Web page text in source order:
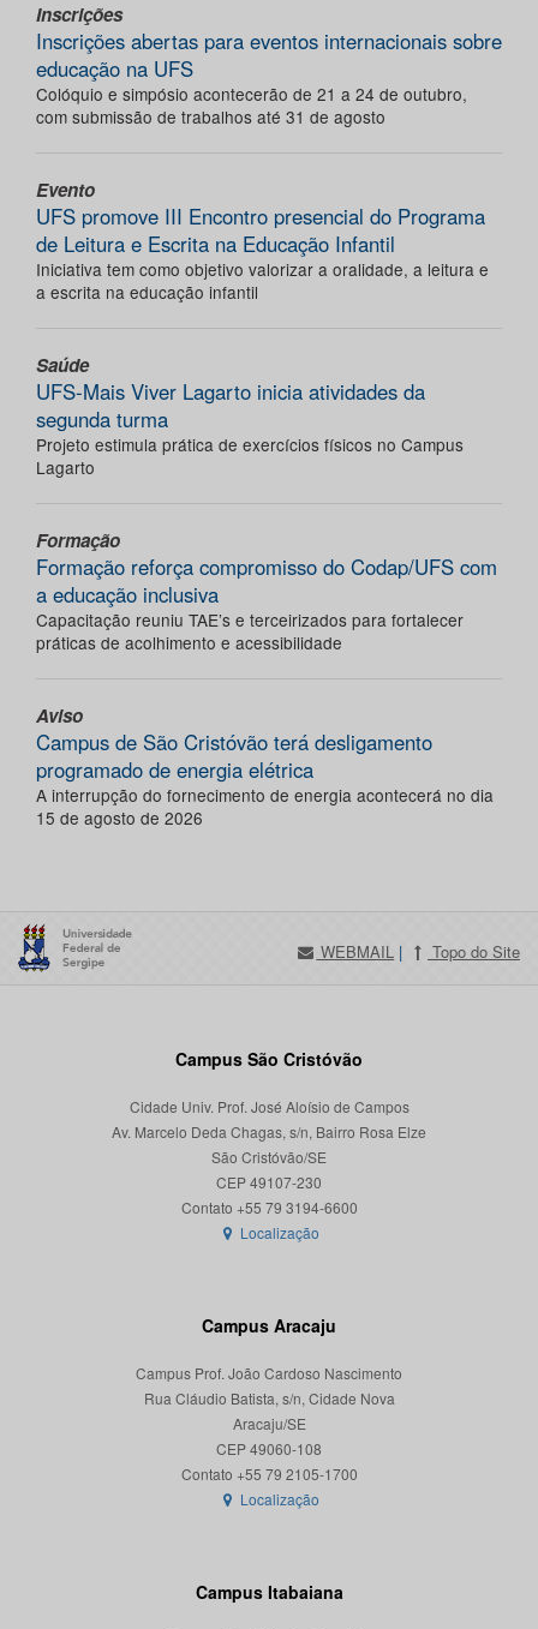
Inscrições
Inscrições abertas para eventos internacionais sobre
educação na UFS
Colóquio e simpósio acontecerão de 21 a 24 de outubro,
com submissão de trabalhos até 31 de agosto
Evento
UFS promove III Encontro presencial do Programa
de Leitura e Escrita na Educação Infantil
Iniciativa tem como objetivo valorizar a oralidade, a leitura e
a escrita na educação infantil
Saúde
UFS-Mais Viver Lagarto inicia atividades da
segunda turma
Projeto estimula prática de exercícios físicos no Campus
Lagarto
Formação
Formação reforça compromisso do Codap/UFS com
a educação inclusiva
Capacitação reuniu TAE’s e terceirizados para fortalecer
práticas de acolhimento e acessibilidade
Aviso
Campus de São Cristóvão terá desligamento
programado de energia elétrica
A interrupção do fornecimento de energia acontecerá no dia
15 de agosto de 2026
WEBMAIL | Topo do Site
Campus São Cristóvão
Cidade Univ. Prof. José Aloísio de Campos
Av. Marcelo Deda Chagas, s/n, Bairro Rosa Elze
São Cristóvão/SE
CEP 49107-230
Localização
Campus Aracaju
Campus Prof. João Cardoso Nascimento
Rua Cláudio Batista, s/n, Cidade Nova
Aracaju/SE
CEP 49060-108
Localização
Campus Itabaiana